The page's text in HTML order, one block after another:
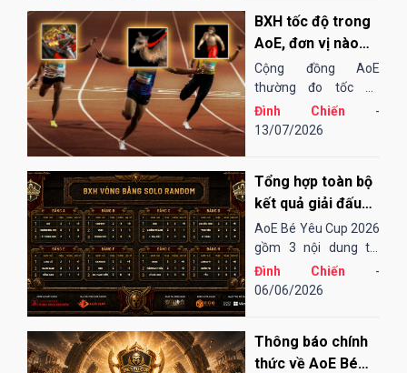
sân chơi...
BXH tốc độ trong
AoE, đơn vị nào
"chạy" nhanh
nhất?
Cộng đồng AoE
thường đo tốc độ
chạy của các đơn vị
bằng cảm tính hoặc
song đôi khi lại không
thu hoạch được...
Đình Chiến -
13/07/2026
Tổng hợp toàn bộ
kết quả giải đấu
AoE Bé Yêu Cup
2026
AoE Bé Yêu Cup 2026
gồm 3 nội dung thi
đấu: Solo Random,
Solo Shang và 4vs4
Online qua nền tảng
EGOPLAY, các trận
Đình Chiến -
06/06/2026
Thông báo chính
thức về AoE Bé